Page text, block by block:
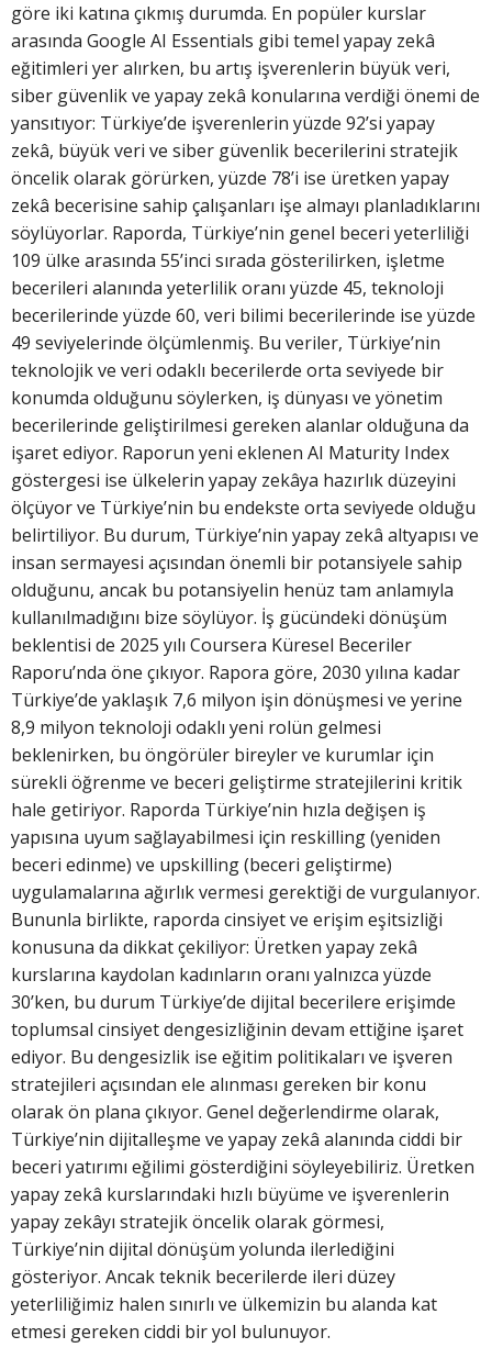
göre iki katına çıkmış durumda. En popüler kurslar
arasında Google AI Essentials gibi temel yapay zekâ
eğitimleri yer alırken, bu artış işverenlerin büyük veri,
siber güvenlik ve yapay zekâ konularına verdiği önemi de
yansıtıyor: Türkiye’de işverenlerin yüzde 92’si yapay
zekâ, büyük veri ve siber güvenlik becerilerini stratejik
öncelik olarak görürken, yüzde 78’i ise üretken yapay
zekâ becerisine sahip çalışanları işe almayı planladıklarını
söylüyorlar. Raporda, Türkiye’nin genel beceri yeterliliği
109 ülke arasında 55’inci sırada gösterilirken, işletme
becerileri alanında yeterlilik oranı yüzde 45, teknoloji
becerilerinde yüzde 60, veri bilimi becerilerinde ise yüzde
49 seviyelerinde ölçümlenmiş. Bu veriler, Türkiye’nin
teknolojik ve veri odaklı becerilerde orta seviyede bir
konumda olduğunu söylerken, iş dünyası ve yönetim
becerilerinde geliştirilmesi gereken alanlar olduğuna da
işaret ediyor. Raporun yeni eklenen AI Maturity Index
göstergesi ise ülkelerin yapay zekâya hazırlık düzeyini
ölçüyor ve Türkiye’nin bu endekste orta seviyede olduğu
belirtiliyor. Bu durum, Türkiye’nin yapay zekâ altyapısı ve
insan sermayesi açısından önemli bir potansiyele sahip
olduğunu, ancak bu potansiyelin henüz tam anlamıyla
kullanılmadığını bize söylüyor. İş gücündeki dönüşüm
beklentisi de 2025 yılı Coursera Küresel Beceriler
Raporu’nda öne çıkıyor. Rapora göre, 2030 yılına kadar
Türkiye’de yaklaşık 7,6 milyon işin dönüşmesi ve yerine
8,9 milyon teknoloji odaklı yeni rolün gelmesi
beklenirken, bu öngörüler bireyler ve kurumlar için
sürekli öğrenme ve beceri geliştirme stratejilerini kritik
hale getiriyor. Raporda Türkiye’nin hızla değişen iş
yapısına uyum sağlayabilmesi için reskilling (yeniden
beceri edinme) ve upskilling (beceri geliştirme)
uygulamalarına ağırlık vermesi gerektiği de vurgulanıyor.
Bununla birlikte, raporda cinsiyet ve erişim eşitsizliği
konusuna da dikkat çekiliyor: Üretken yapay zekâ
kurslarına kaydolan kadınların oranı yalnızca yüzde
30’ken, bu durum Türkiye’de dijital becerilere erişimde
toplumsal cinsiyet dengesizliğinin devam ettiğine işaret
ediyor. Bu dengesizlik ise eğitim politikaları ve işveren
stratejileri açısından ele alınması gereken bir konu
olarak ön plana çıkıyor. Genel değerlendirme olarak,
Türkiye’nin dijitalleşme ve yapay zekâ alanında ciddi bir
beceri yatırımı eğilimi gösterdiğini söyleyebiliriz. Üretken
yapay zekâ kurslarındaki hızlı büyüme ve işverenlerin
yapay zekâyı stratejik öncelik olarak görmesi,
Türkiye’nin dijital dönüşüm yolunda ilerlediğini
gösteriyor. Ancak teknik becerilerde ileri düzey
yeterliliğimiz halen sınırlı ve ülkemizin bu alanda kat
etmesi gereken ciddi bir yol bulunuyor.